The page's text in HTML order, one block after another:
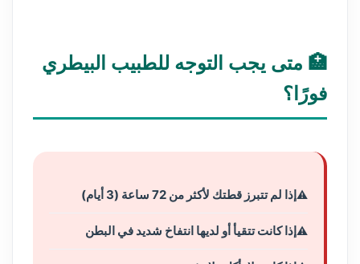
🏥 متى يجب التوجه للطبيب البيطري
فورًا؟
إذا لم تتبرز قطتك لأكثر من 72 ساعة (3 أيام)
إذا كانت تتقيأ أو لديها انتفاخ شديد في البطن